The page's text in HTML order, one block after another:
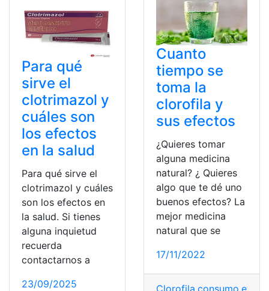
Para qué
sirve el
clotrimazol y
cuáles son
los efectos
en la salud
Para qué sirve el
clotrimazol y cuáles
son los efectos en
la salud. Si tienes
alguna inquietud
recuerda
contactarnos a
23/09/2025
Cuanto
tiempo se
toma la
clorofila y
sus efectos
¿Quieres tomar
alguna medicina
natural? ¿ Quieres
algo que te dé uno
buenos efectos? La
mejor medicina
natural que se
17/11/2022
Clorofila,consumo,